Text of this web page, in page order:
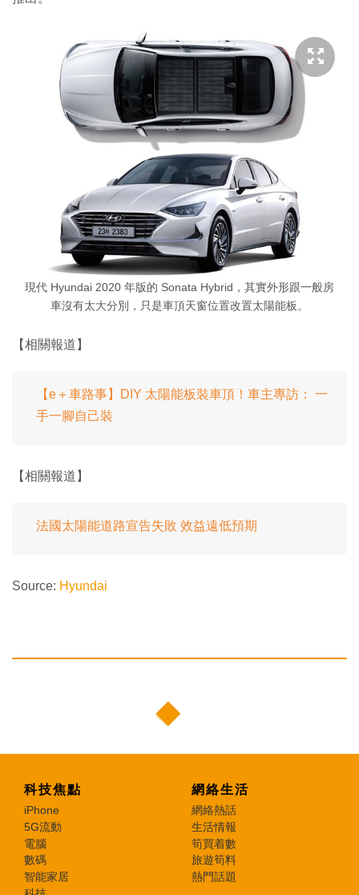
現代 Hyundai 2020 年版的 Sonata Hybrid，其實外形跟一般房
車沒有太大分別，只是車頂天窗位置改置太陽能板。
【相關報道】
【e＋車路事】DIY 太陽能板裝車頂！車主專訪： 一
手一腳自己裝
【相關報道】
法國太陽能道路宣告失敗 效益遠低預期
Source: Hyundai
科技焦點
iPhone
5G流動
電腦
數碼
智能家居
網絡生活
網絡熱話
生活情報
筍買着數
旅遊筍料
熱門話題